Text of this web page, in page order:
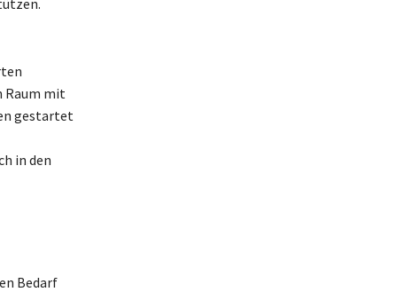
Raum mit
gestartet
in den
Bedarf